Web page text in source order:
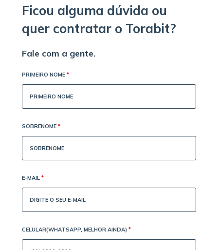
Ficou alguma dúvida ou
quer contratar o Torabit?
Fale com a gente.
PRIMEIRO NOME *
SOBRENOME *
E-MAIL *
CELULAR(WHATSAPP, MELHOR AINDA) *